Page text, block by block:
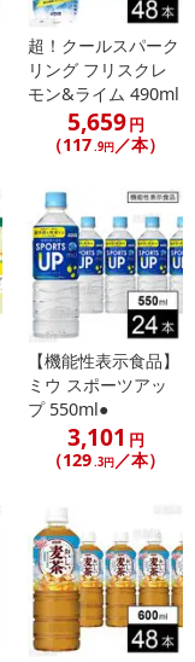
超！クールスパーク
リング フリスクレ
モン&ライム 490ml
5,659円
（117.9円／本）
【機能性表示食品】
ミウ スポーツアッ
プ 550ml●
3,101 円
（129 .3円 ／本）